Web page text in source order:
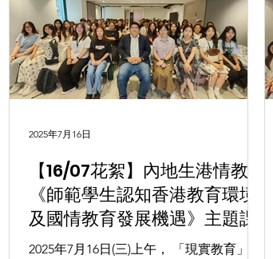
【16/07花絮】內地生港情教育
《師範學生認知香港教育環境
及國情教育發展機遇》主題課
2025年7月16日(三)上午， 「現實教育」創
2025年7月16日